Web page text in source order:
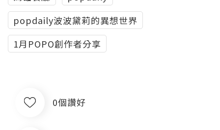
popdaily波波黛莉的異想世界
1月POPO創作者分享
0個讚好